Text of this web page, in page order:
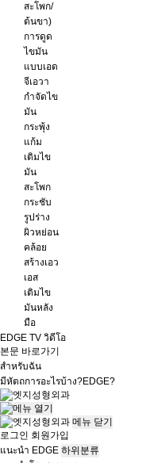
สะโพก/
ต้นขา)
การดูด
ไขมัน
แบบเอด
จีเอวา
กำจัดไข
มัน
กระพุ้ง
แก้ม
เติมไข
มัน
สะโพก
กระชับ
รูปร่าง
ผิวหย่อน
คล้อย
สร้างเอว
เอส
เติมไข
มันหลัง
มือ
EDGE TV วิดีโอ
본문 바로가기
สำหรับฉัน
มีหัตถการอะไรบ้าง?EDGE?
메뉴 닫기
로그인 회원가입
แนะนำ EDGE 하위분류